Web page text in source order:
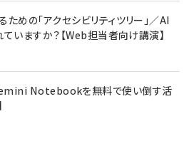
めの「アクセシビリティツリー」／AI
いますか？【Web担当者向け講演】
Notebookを無料で使い倒す活